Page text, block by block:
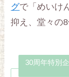
グで「めいけ
抑え、堂々の
30周年特別